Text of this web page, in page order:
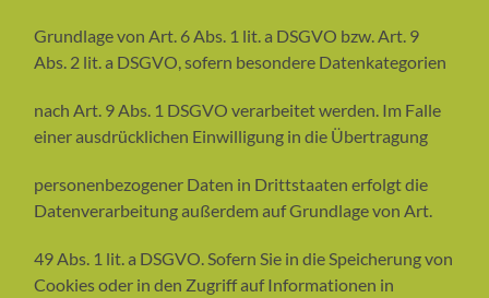
Grundlage von Art. 6 Abs. 1 lit. a DSGVO bzw. Art. 9
Abs. 2 lit. a DSGVO, sofern besondere Datenkategorien
nach Art. 9 Abs. 1 DSGVO verarbeitet werden. Im Falle
einer ausdrücklichen Einwilligung in die Übertragung
personenbezogener Daten in Drittstaaten erfolgt die
Datenverarbeitung außerdem auf Grundlage von Art.
49 Abs. 1 lit. a DSGVO. Sofern Sie in die Speicherung von
Cookies oder in den Zugriff auf Informationen in